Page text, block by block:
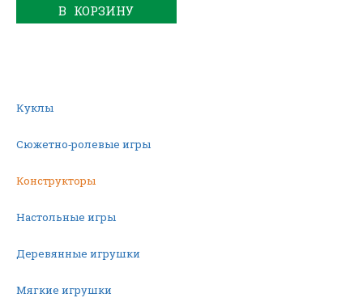
В КОРЗИНУ
Куклы
Сюжетно-ролевые игры
Конструкторы
Настольные игры
Деревянные игрушки
Мягкие игрушки